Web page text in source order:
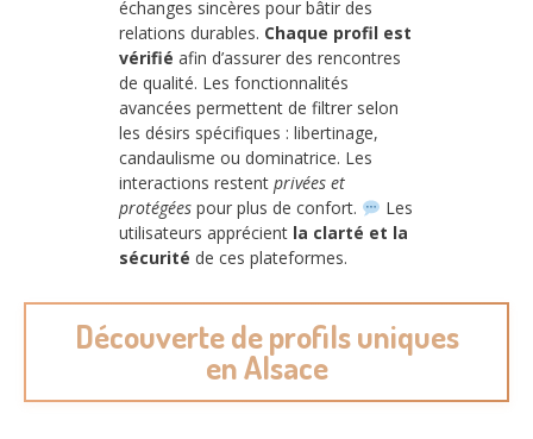
échanges sincères pour bâtir des
relations durables. Chaque profil est
vérifié afin d’assurer des rencontres
de qualité. Les fonctionnalités
avancées permettent de filtrer selon
les désirs spécifiques : libertinage,
candaulisme ou dominatrice. Les
interactions restent privées et
protégées pour plus de confort.
Les
utilisateurs apprécient la clarté et la
sécurité de ces plateformes.
Découverte de profils uniques
en Alsace